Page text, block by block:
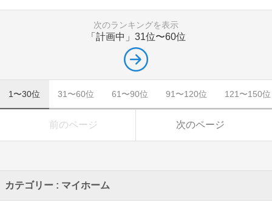
次のランキングを表示
「計画中」 31位〜60位
1〜30位 31〜60位 61〜90位 91〜120位 121〜150位
前のページ 次のページ
カテゴリー : マイホーム